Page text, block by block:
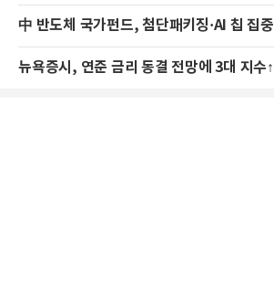
中 반도체 국가펀드, 첨단패키징·AI 칩 집중
뉴욕증시, 연준 금리 동결 전망에 3대 지수↑